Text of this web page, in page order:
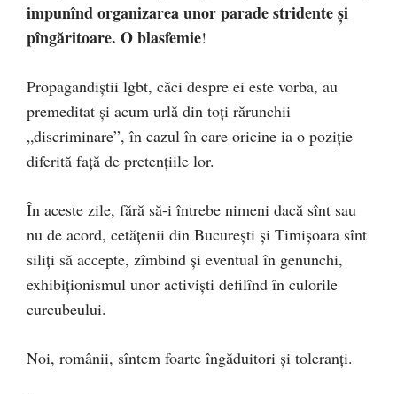
impunînd organizarea unor parade stridente și
pîngăritoare. O blasfemie!
Propagandiștii lgbt, căci despre ei este vorba, au
premeditat și acum urlă din toți rărunchii
„discriminare”, în cazul în care oricine ia o poziție
diferită față de pretențiile lor.
În aceste zile, fără să-i întrebe nimeni dacă sînt sau
nu de acord, cetățenii din București și Timișoara sînt
siliți să accepte, zîmbind și eventual în genunchi,
exhibiționismul unor activiști defilînd în culorile
curcubeului.
Noi, românii, sîntem foarte îngăduitori și toleranți.